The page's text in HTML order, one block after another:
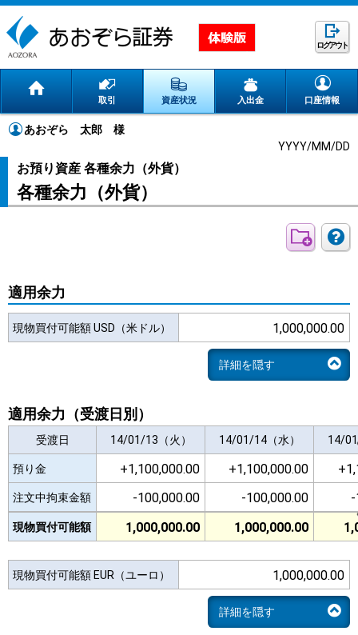
ログアウト
取引 資産状況 入出金 口座情報
あおぞら 太郎
様
YYYY/MM/DD
お預り資産 各種余力（外貨）
各種余力（外貨）
適用余力
現物買付可能額 USD（米ドル） 1,000,000.00
詳細を隠す
適用余力（受渡日別）
受渡日 14/01/13（火） 14/01/14（水） 14/
預り金 +1,100,000.00 +1,100,000.00
注文中拘束金額 -100,000.00 -100,000.00
現物買付可能額 1,000,000.00 1,000,000.00
受渡日 14/01/13（火） 14/01/14（水） 14/
預り金 +1,100,000.00 +1,100,000.00
注文中拘束金額 -100,000.00 -100,000.00
現物買付可能額 1,000,000.00 1,000,000.00
現物買付可能額 EUR（ユーロ） 1,000,000.00
詳細を隠す